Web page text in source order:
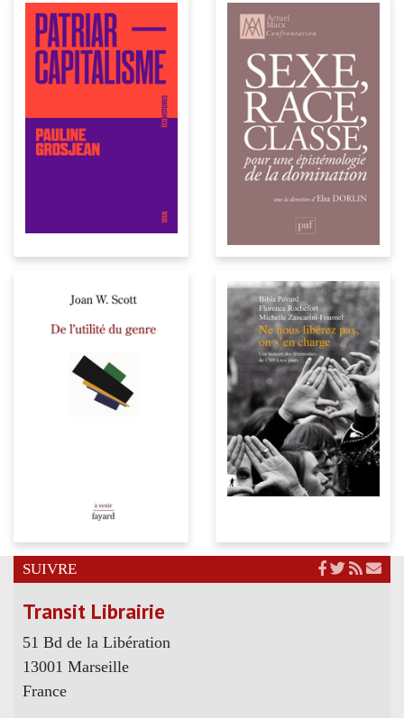
SUIVRE
Transit Librairie
51 Bd de la Libération
13001 Marseille
France